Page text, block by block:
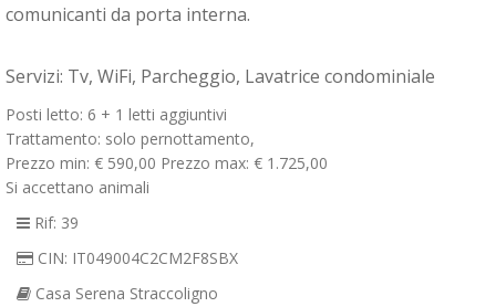
comunicanti da porta interna.
Servizi: Tv, WiFi, Parcheggio, Lavatrice condominiale
Posti letto: 6 + 1 letti aggiuntivi
Trattamento: solo pernottamento,
Prezzo min: € 590,00 Prezzo max: € 1.725,00
Si accettano animali
Rif: 39
CIN: IT049004C2CM2F8SBX
Casa Serena Straccoligno